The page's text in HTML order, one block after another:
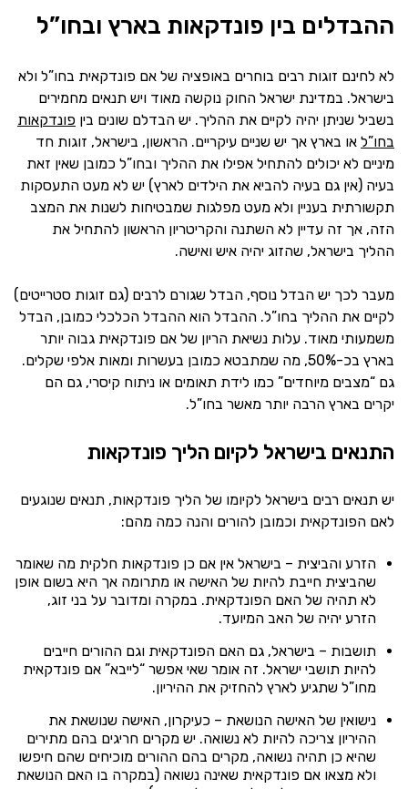
ההבדלים בין פונדקאות בארץ ובחו”ל
לא לחינם זוגות רבים בוחרים באופציה של אם פונדקאית בחו”ל ולא
בישראל. במדינת ישראל החוק נוקשה מאוד ויש תנאים מחמירים
בשביל שניתן יהיה לקיים את ההליך. יש הבדלם שונים בין פונדקאות
בחו”ל או בארץ אך יש שניים עיקריים. הראשון, בישראל, זוגות חד
מיניים לא יכולים להתחיל אפילו את ההליך ובחו”ל כמובן שאין זאת
בעיה (אין גם בעיה להביא את הילדים לארץ) יש לא מעט התעסקות
תקשורתית בעניין ולא מעט מפלגות שמבטיחות לשנות את המצב
הזה, אך זה עדיין לא השתנה והקריטריון הראשון להתחיל את
ההליך בישראל, שהזוג יהיה איש ואישה.
מעבר לכך יש הבדל נוסף, הבדל שגורם לרבים (גם זוגות סטרייטים)
לקיים את ההליך בחו”ל. ההבדל הוא ההבדל הכלכלי כמובן, הבדל
משמעותי מאוד. עלות נשיאת הריון של אם פונדקאית גבוה יותר
בארץ בכ-50%, מה שמתבטא כמובן בעשרות ומאות אלפי שקלים.
גם “מצבים מיוחדים” כמו לידת תאומים או ניתוח קיסרי, גם הם
יקרים בארץ הרבה יותר מאשר בחו”ל.
התנאים בישראל לקיום הליך פונדקאות
יש תנאים רבים בישראל לקיומו של הליך פונדקאות, תנאים שנוגעים
לאם הפונדקאית וכמובן להורים והנה כמה מהם:
הזרע והביצית – בישראל אין אם כן פונדקאות חלקית מה שאומר
שהביצית חייבת להיות של האישה או מתרומה אך היא בשום אופן
לא תהיה של האם הפונדקאית. במקרה ומדובר על בני זוג,
הזרע יהיה של האב המיועד.
תושבות – בישראל, גם האם הפונדקאית וגם ההורים חייבים
להיות תושבי ישראל. זה אומר שאי אפשר “לייבא” אם פונדקאית
מחו”ל שתגיע לארץ להחזיק את ההיריון.
נישואין של האישה הנושאת – כעיקרון, האישה שנושאת את
ההיריון צריכה להיות לא נשואה. יש מקרים חריגים בהם מתירים
שהיא כן תהיה נשואה, מקרים בהם ההורים מוכיחים שהם חיפשו
ולא מצאו אם פונדקאית שאינה נשואה (במקרה בו האם הנושאת